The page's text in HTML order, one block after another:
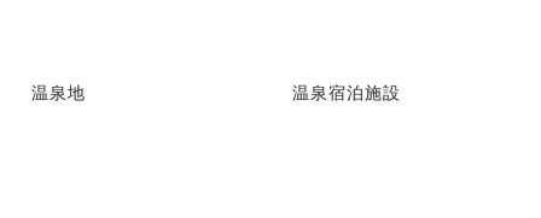
温泉地 温泉宿泊施設